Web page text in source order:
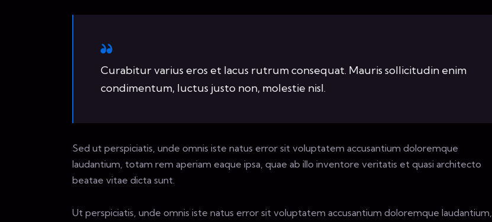
Curabitur varius eros et lacus rutrum consequat. Mauris sollicitudin enim
condimentum, luctus justo non, molestie nisl.
Sed ut perspiciatis, unde omnis iste natus error sit voluptatem accusantium doloremque
laudantium, totam rem aperiam eaque ipsa, quae ab illo inventore veritatis et quasi architecto
beatae vitae dicta sunt.
Ut perspiciatis, unde omnis iste natus error sit voluptatem accusantium doloremque laudantium,